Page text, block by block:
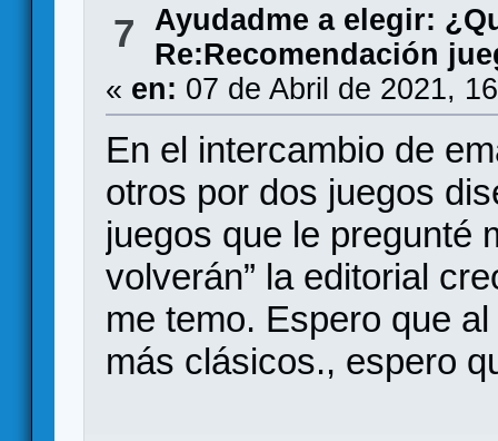
7
Ayudadme a elegir:
Re:Recomendación
« en: 07 de Abril de 2021,
En el intercambio de
otros por dos juegos
juegos que le pregunté
volverán” la editorial
me temo. Espero que
más clásicos., espero